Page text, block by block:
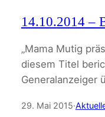
14.10.2014 –
„Mama Mutig
diesem Titel
Generalanzeiger
29. Mai 2015·